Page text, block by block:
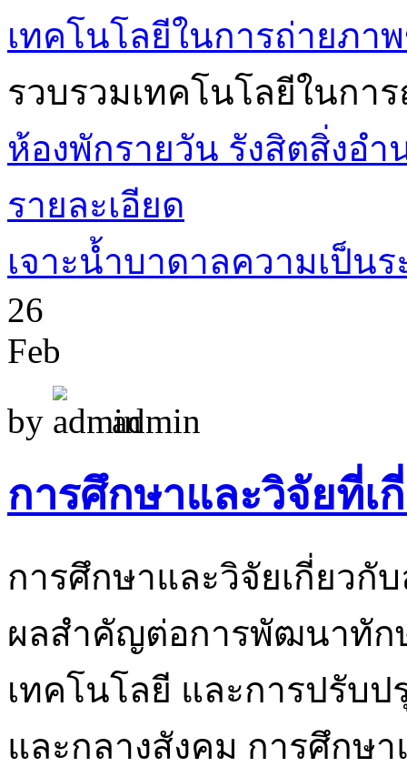
เทคโนโลยีในการถ่ายภา
รวบรวมเทคโนโลยีในกา
ห้องพักรายวัน รังสิตสิ่งอ
รายละเอียด
เจาะน้ำบาดาลความเป็น
26
Feb
by
admin
การศึกษาและวิจัยที่
การศึกษาและวิจัยเกี่ยว
ผลสำคัญต่อการพัฒนาทักษ
เทคโนโลยี และการปรับ
และกลางสังคม การศึกษ